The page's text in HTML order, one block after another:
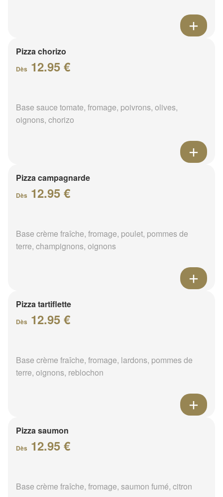
Pizza chorizo
Dès 12.95 €
Base sauce tomate, fromage, poivrons, olives,
oignons, chorizo
Pizza campagnarde
Dès 12.95 €
Base crème fraîche, fromage, poulet, pommes de
terre, champignons, oignons
Pizza tartiflette
Dès 12.95 €
Base crème fraîche, fromage, lardons, pommes de
terre, oignons, reblochon
Pizza saumon
Dès 12.95 €
Base crème fraîche, fromage, saumon fumé, citron